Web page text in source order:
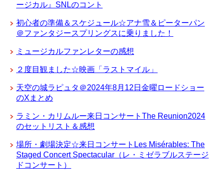
ージカル』SNLのコント
初心者の準備＆スケジュール☆アナ雪＆ピーターパン
＠ファンタジースプリングスに乗りました！
ミュージカルファンレターの感想
２度目観ました☆映画「ラストマイル」
天空の城ラピュタ＠2024年8月12日金曜ロードショー
のXまとめ
ラミン・カリムルー来日コンサートThe Reunion2024
のセットリスト＆感想
場所・劇場決定☆来日コンサートLes Misérables: The
Staged Concert Spectacular（レ・ミゼラブルステージ
ドコンサート）